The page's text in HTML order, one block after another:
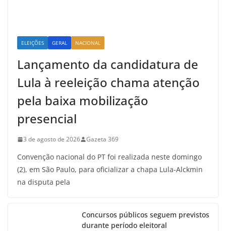
ELEIÇÕES GERAL NACIONAL
Lançamento da candidatura de
Lula à reeleição chama atenção
pela baixa mobilização
presencial
3 de agosto de 2026 Gazeta 369
Convenção nacional do PT foi realizada neste domingo
(2), em São Paulo, para oficializar a chapa Lula-Alckmin
na disputa pela
Concursos públicos seguem previstos
durante período eleitoral